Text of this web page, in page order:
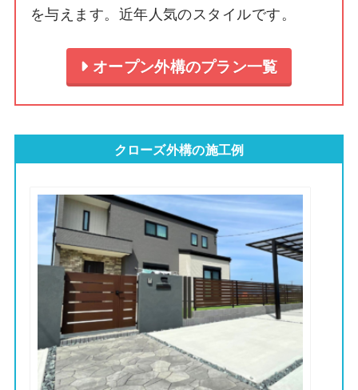
を与えます。近年人気のスタイルです。
オープン外構のプラン一覧
クローズ外構の施工例